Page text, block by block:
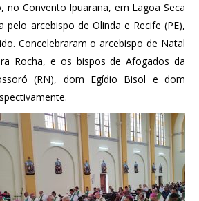
no Convento Ipuarana, em Lagoa Seca
pelo arcebispo de Olinda e Recife (PE),
Concelebraram o arcebispo de Natal
Rocha, e os bispos de Afogados da
(RN), dom Egídio Bisol e dom